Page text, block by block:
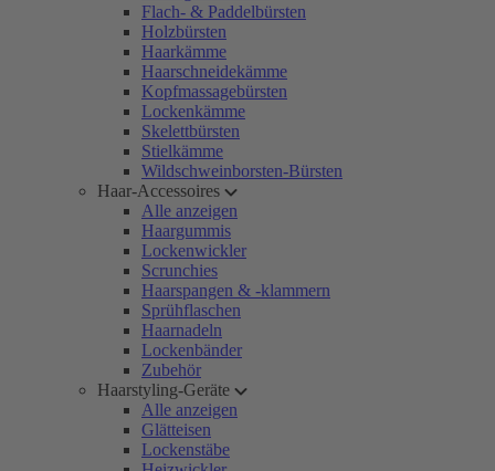
Flach- & Paddelbürsten
Holzbürsten
Haarkämme
Haarschneidekämme
Kopfmassagebürsten
Lockenkämme
Skelettbürsten
Stielkämme
Wildschweinborsten-Bürsten
Haar-Accessoires
Alle anzeigen
Haargummis
Lockenwickler
Scrunchies
Haarspangen & -klammern
Sprühflaschen
Haarnadeln
Lockenbänder
Zubehör
Haarstyling-Geräte
Alle anzeigen
Glätteisen
Lockenstäbe